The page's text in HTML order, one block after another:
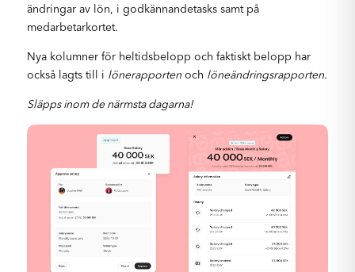
ändringar av lön, i godkännandetasks samt på
medarbetarkortet.
Nya kolumner för heltidsbelopp och faktiskt belopp har
också lagts till i lönerapporten och löneändringsrapporten.
Släpps inom de närmsta dagarna!